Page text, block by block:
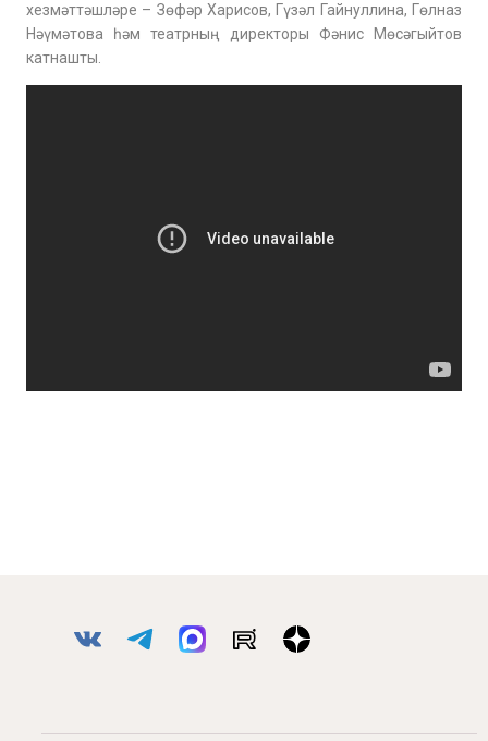
хезмәттәшләре – Зөфәр Харисов, Гүзәл Гайнуллина, Гөлназ
Нәүмәтова һәм театрның директоры Фәнис Мөсәгыйтов
катнашты.